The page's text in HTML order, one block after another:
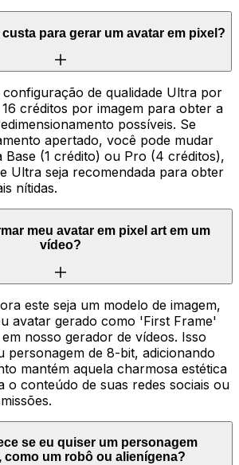
para gerar um avatar em pixel?
configuração de qualidade Ultra por
créditos por imagem para obter a
possíveis. Se
apertado, você pode mudar
Base (1 crédito) ou Pro (4 créditos),
Ultra seja recomendada para obter
nítidas.
meu avatar em pixel art em um
vídeo?
este seja um modelo de imagem,
avatar gerado como 'First Frame'
nosso gerador de vídeos. Isso
personagem de 8-bit, adicionando
mantém aquela charmosa estética
o conteúdo de suas redes sociais ou
se eu quiser um personagem
como um robô ou alienígena?